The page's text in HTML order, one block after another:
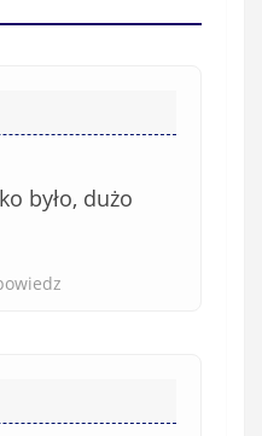
w
(
było, dużo